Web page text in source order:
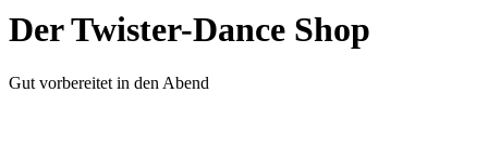
Der Twister-Dance Shop
Gut vorbereitet in den Abend